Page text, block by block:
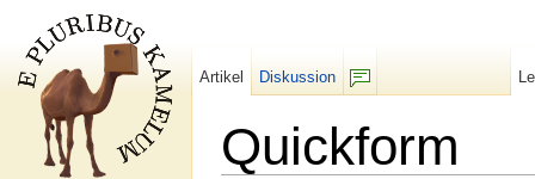
Quickform
Artikel
Diskussion